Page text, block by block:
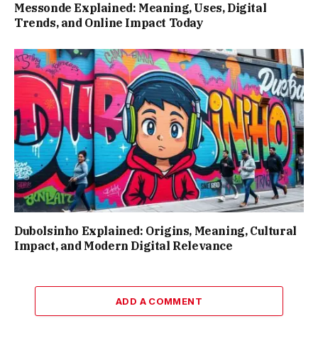
Messonde Explained: Meaning, Uses, Digital
Trends, and Online Impact Today
Dubolsinho Explained: Origins, Meaning, Cultural
Impact, and Modern Digital Relevance
ADD A COMMENT